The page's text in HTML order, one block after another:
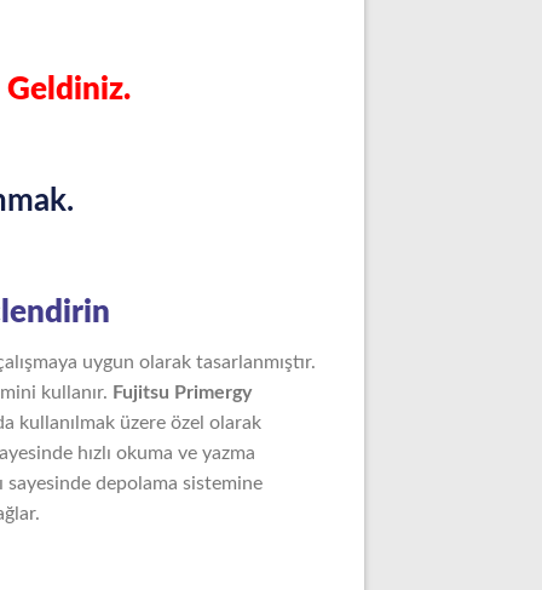
Geldiniz.
uygun olarak tasarlanmıştır.
kullanır. Fujitsu Primergy
kullanılmak üzere özel olarak
hızlı okuma ve yazma
sayesinde depolama sistemine